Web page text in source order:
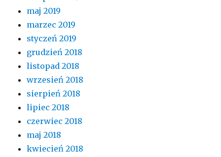
maj 2019
marzec 2019
styczeń 2019
grudzień 2018
listopad 2018
wrzesień 2018
sierpień 2018
lipiec 2018
czerwiec 2018
maj 2018
kwiecień 2018